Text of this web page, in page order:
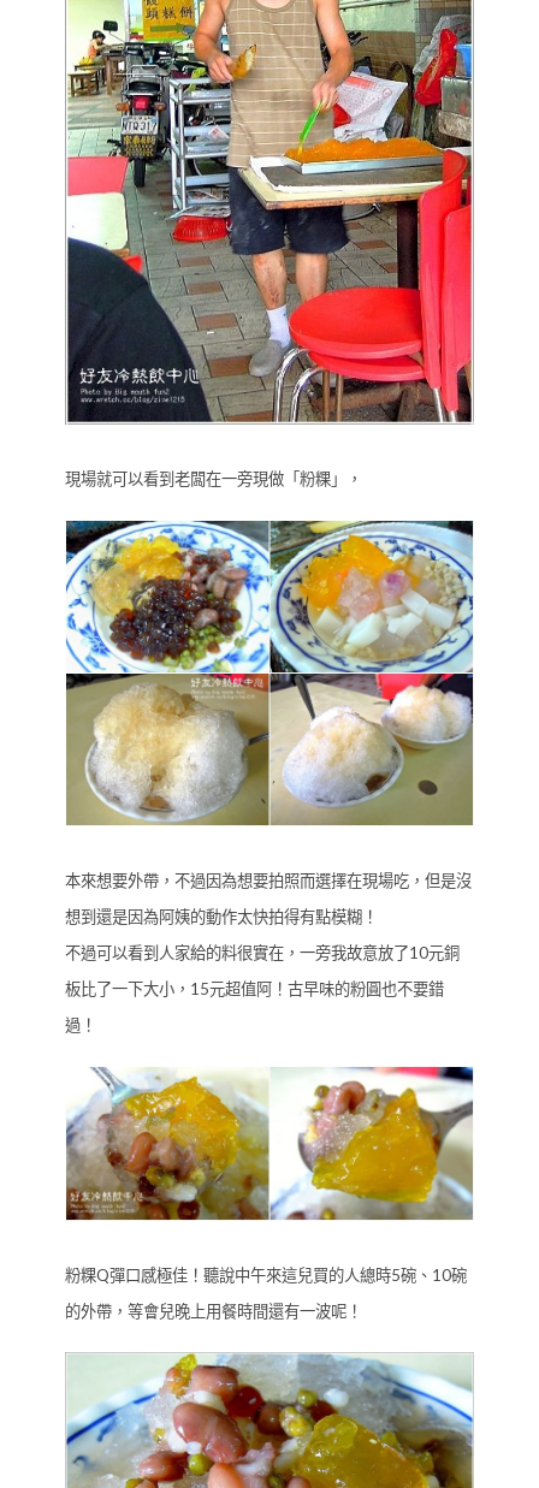
現場就可以看到老闆在一旁現做「粉粿」，
本來想要外帶，不過因為想要拍照而選擇在現場吃，但是沒
想到還是因為阿姨的動作太快拍得有點模糊！
不過可以看到人家給的料很實在，一旁我故意放了10元銅
板比了一下大小，15元超值阿！古早味的粉圓也不要錯
過！
粉粿Q彈口感極佳！聽說中午來這兒買的人總時5碗、10碗
的外帶，等會兒晚上用餐時間還有一波呢！